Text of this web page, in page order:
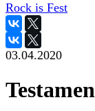
Rock is Fest
03.04.2020